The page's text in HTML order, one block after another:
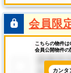
会員限
こちらの物件は
会員公開物件の
カンタ